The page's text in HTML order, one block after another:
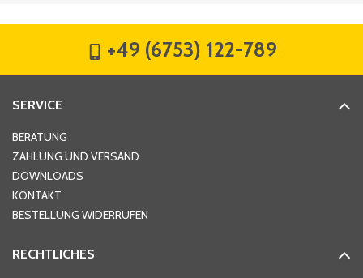
Hausnummer
Ort*
+49 (6753) 122-789
SERVICE
BERATUNG
ZAHLUNG UND VERSAND
DOWNLOADS
KONTAKT
BESTELLUNG WIDERRUFEN
RECHTLICHES